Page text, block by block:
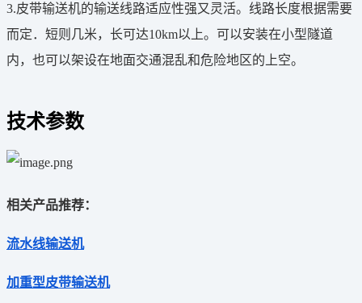
3.皮带输送机的输送线路适应性强又灵活。线路长度根据需要
而定．短则几米，长可达10km以上。可以安装在小型隧道
内，也可以架设在地面交通混乱和危险地区的上空。
技术参数
相关产品推荐：
流水线输送机
加重型皮带输送机